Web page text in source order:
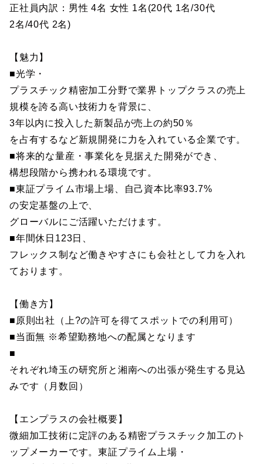
正社員内訳：男性 4名 女性 1名(20代 1名/30代
2名/40代 2名)
【魅力】
■光学・
プラスチック精密加工分野で業界トップクラスの売上
規模を誇る高い技術力を背景に、
3年以内に投入した新製品が売上の約50％
を占有するなど新規開発に力を入れている企業です。
■将来的な量産・事業化を見据えた開発ができ、
構想段階から携われる環境です。
■東証プライム市場上場、自己資本比率93.7%
の安定基盤の上で、
グローバルにご活躍いただけます。
■年間休日123日、
フレックス制など働きやすさにも会社として力を入れ
ております。
【働き方】
■原則出社（上?の許可を得てスポットでの利用可）
■当面無 ※希望勤務地への配属となります
■
それぞれ埼玉の研究所と湘南への出張が発生する見込
みです（月数回）
【エンプラスの会社概要】
微細加工技術に定評のある精密プラスチック加工のト
ップメーカーです。東証プライム上場・